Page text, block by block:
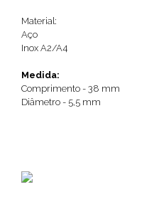
Material:
Aço
Inox A2/A4
Medida:
Comprimento - 38 mm
Diâmetro - 5,5 mm